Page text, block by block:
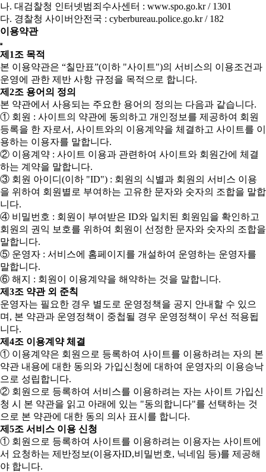
나. 대검찰청 인터넷범죄수사센터 : www.spo.go.kr / 1301
다. 경찰청 사이버안전국 : cyberbureau.police.go.kr / 182
이용약관
제1조 목적
본 이용약관은 “칠만표”(이하 "사이트")의 서비스의 이용조건과
운영에 관한 제반 사항 규정을 목적으로 합니다.
제2조 용어의 정의
본 약관에서 사용되는 주요한 용어의 정의는 다음과 같습니다.
① 회원 : 사이트의 약관에 동의하고 개인정보를 제공하여 회원
등록을 한 자로서, 사이트와의 이용계약을 체결하고 사이트를 이
용하는 이용자를 말합니다.
② 이용계약 : 사이트 이용과 관련하여 사이트와 회원간에 체결
하는 계약을 말합니다.
③ 회원 아이디(이하 "ID") : 회원의 식별과 회원의 서비스 이용
을 위하여 회원별로 부여하는 고유한 문자와 숫자의 조합을 말합
니다.
④ 비밀번호 : 회원이 부여받은 ID와 일치된 회원임을 확인하고
회원의 권익 보호를 위하여 회원이 선정한 문자와 숫자의 조합을
말합니다.
⑤ 운영자 : 서비스에 홈페이지를 개설하여 운영하는 운영자를
말합니다.
⑥ 해지 : 회원이 이용계약을 해약하는 것을 말합니다.
제3조 약관 외 준칙
운영자는 필요한 경우 별도로 운영정책을 공지 안내할 수 있으
며, 본 약관과 운영정책이 중첩될 경우 운영정책이 우선 적용됩
니다.
제4조 이용계약 체결
① 이용계약은 회원으로 등록하여 사이트를 이용하려는 자의 본
약관 내용에 대한 동의와 가입신청에 대하여 운영자의 이용승낙
으로 성립합니다.
② 회원으로 등록하여 서비스를 이용하려는 자는 사이트 가입신
청 시 본 약관을 읽고 아래에 있는 "동의합니다"를 선택하는 것
으로 본 약관에 대한 동의 의사 표시를 합니다.
제5조 서비스 이용 신청
① 회원으로 등록하여 사이트를 이용하려는 이용자는 사이트에
서 요청하는 제반정보(이용자ID,비밀번호, 닉네임 등)를 제공해
야 합니다.